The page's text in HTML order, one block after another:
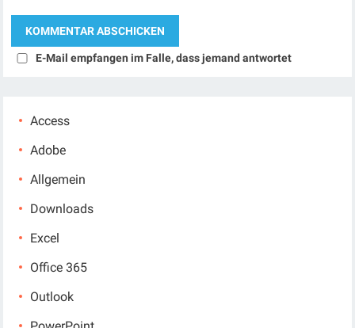
E-Mail empfangen im Falle, dass jemand antwortet
Access
Adobe
Allgemein
Downloads
Excel
Office 365
Outlook